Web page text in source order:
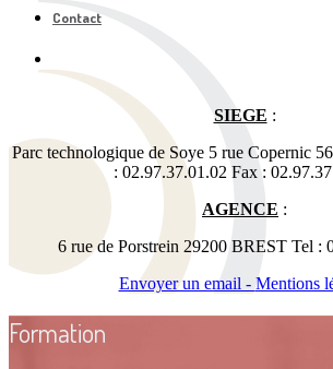
Contact
SIEGE :
Parc technologique de Soye 5 rue Copernic
: 02.97.37.01.02 Fax :
AGENCE :
6 rue de Porstrein 29200 BREST Tel :
Envoyer un email - Mentions
Formation